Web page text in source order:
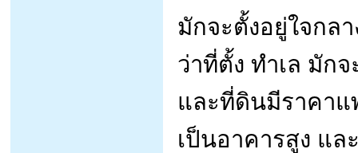
มักจะตั้งอยู่ใจกล
ว่าที่ตั้ง ทำเล มัก
และที่ดินมีราคาแ
เป็นอาคารสูง แ